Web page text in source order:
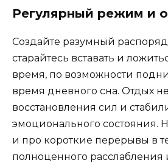
Регулярный режим и
Создайте разумный
старайтесь вставать и
время, по возможности
время дневного сна. Отдых
восстановления сил и
эмоционального состояния.
и про короткие перерывы в
полноценного